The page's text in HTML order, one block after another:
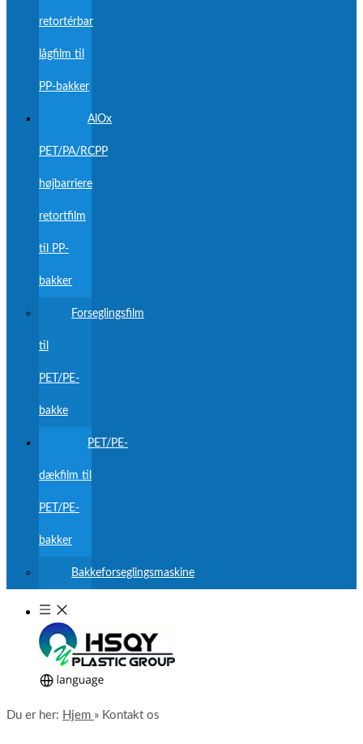
retortérbar
lågfilm til
PP-bakker
AlOx
PET/PA/RCPP
højbarriere
retortfilm
til PP-
bakker
Forseglingsfilm
til
PET/PE-
bakke
PET/PE-
dækfilm til
PET/PE-
bakker
Bakkeforseglingsmaskine
Du er her: Hjem » Kontakt os